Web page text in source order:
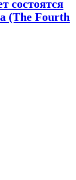
состоятся
(The Fourth